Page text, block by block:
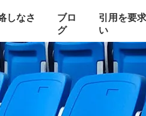
しなさ
ブロ
グ
引用を要
い